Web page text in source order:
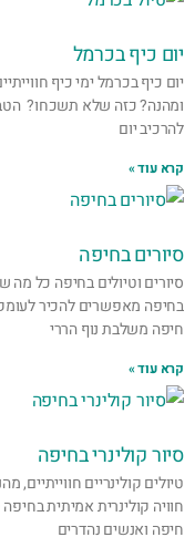
יום כיף בכרמל
יום כיף בכרמל ימי כיף
ומהנה? כזה שלא תשכחו?
להרכיב יום
קרא עוד »
סיורים בחיפה
סיורים וטיולים בחיפה כל מה
בחיפה מאפשרים להכיר
חיפה משלבת נוף הררי
קרא עוד »
סיור קולינרי בחיפה
טיולים קולינריים
חוויה קולינרית אמיתית
חיפה ואנשים נהדרים